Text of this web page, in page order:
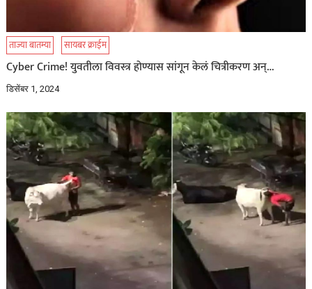
ताज्या बातम्या सायबर क्राईम
Cyber Crime! युवतीला विवस्त्र होण्यास सांगून केलं चित्रीकरण अन्…
डिसेंबर 1, 2024